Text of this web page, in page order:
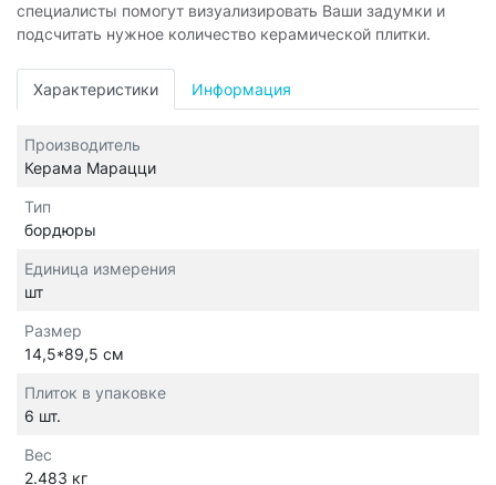
специалисты помогут визуализировать Ваши задумки и
подсчитать нужное количество керамической плитки.
Характеристики Информация
Производитель
Керама Марацци
Тип
бордюры
Единица измерения
шт
Размер
14,5*89,5 см
Плиток в упаковке
6 шт.
Вес
2.483 кг